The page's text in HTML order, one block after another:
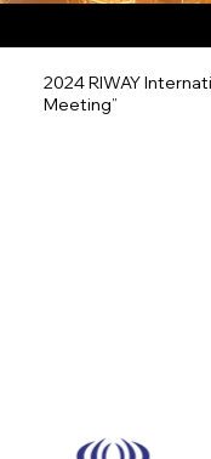
2024 RIWAY
Meeting”